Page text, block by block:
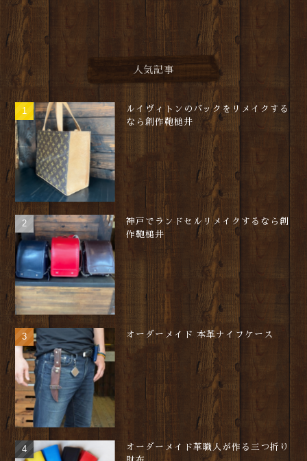
人気記事
ルイヴィトンのバックをリメイクする
なら創作鞄槌井
神戸でランドセルリメイクするなら創
作鞄槌井
オーダーメイド 本革ナイフケース
オーダーメイド革職人が作る三つ折り